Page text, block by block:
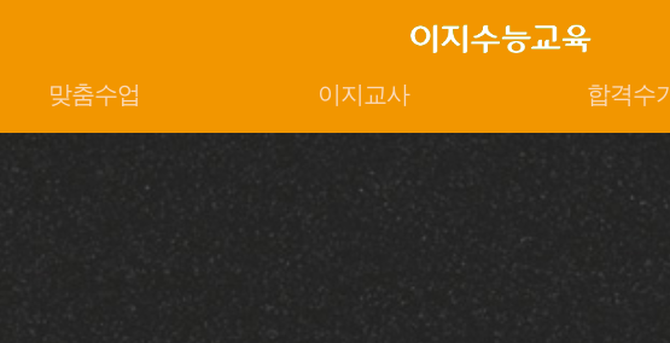
맞춤수업 이지교사 합격수기